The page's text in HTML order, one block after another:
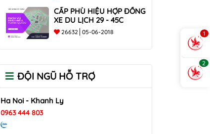
CẤP PHÙ HIỆU HỢP ĐỒNG
XE DU LỊCH 29 - 45C
26632 05-06-2018
ĐỘI NGŨ HỖ TRỢ
Ha Noi - Khanh Ly
0963 444 803
1
2